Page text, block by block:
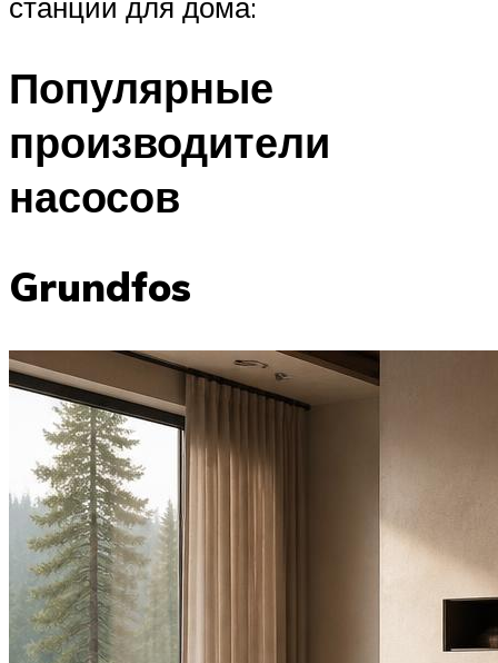
Популярные
производители
насосов
Grundfos